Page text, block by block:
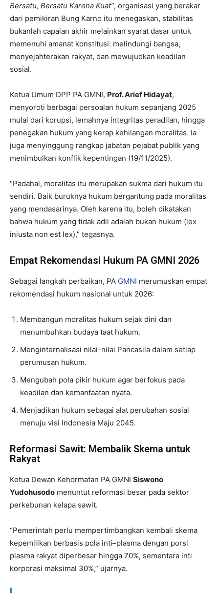
Bersatu, Bersatu Karena Kuat”, organisasi yang berakar
dari pemikiran Bung Karno itu menegaskan, stabilitas
bukanlah capaian akhir melainkan syarat dasar untuk
memenuhi amanat konstitusi: melindungi bangsa,
menyejahterakan rakyat, dan mewujudkan keadilan
sosial.
Ketua Umum DPP PA GMNI, Prof. Arief Hidayat,
menyoroti berbagai persoalan hukum sepanjang 2025
mulai dari korupsi, lemahnya integritas peradilan, hingga
penegakan hukum yang kerap kehilangan moralitas. Ia
juga menyinggung rangkap jabatan pejabat publik yang
menimbulkan konflik kepentingan (19/11/2025).
“Padahal, moralitas itu merupakan sukma dari hukum itu
sendiri. Baik buruknya hukum bergantung pada moralitas
yang mendasarinya. Oleh karena itu, boleh dikatakan
bahwa hukum yang tidak adil adalah bukan hukum (lex
iniusta non est lex),” tegasnya.
Empat Rekomendasi Hukum PA GMNI 2026
Sebagai langkah perbaikan, PA GMNI merumuskan empat
rekomendasi hukum nasional untuk 2026:
Membangun moralitas hukum sejak dini dan
menumbuhkan budaya taat hukum.
Menginternalisasi nilai-nilai Pancasila dalam setiap
perumusan hukum.
Mengubah pola pikir hukum agar berfokus pada
keadilan dan kemanfaatan nyata.
Menjadikan hukum sebagai alat perubahan sosial
menuju visi Indonesia Maju 2045.
Reformasi Sawit: Membalik Skema untuk
Rakyat
Ketua Dewan Kehormatan PA GMNI Siswono
Yudohusodo menuntut reformasi besar pada sektor
perkebunan kelapa sawit.
“Pemerintah perlu mempertimbangkan kembali skema
kepemilikan berbasis pola inti–plasma dengan porsi
plasma rakyat diperbesar hingga 70%, sementara inti
korporasi maksimal 30%,” ujarnya.